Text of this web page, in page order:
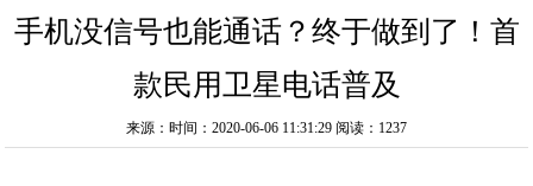
手机没信号也能通话？终于做到了！首
款民用卫星电话普及
来源：时间：2020-06-06 11:31:29 阅读：1237